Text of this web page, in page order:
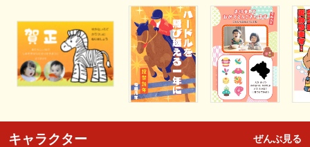
キャラクター ぜんぶ見る